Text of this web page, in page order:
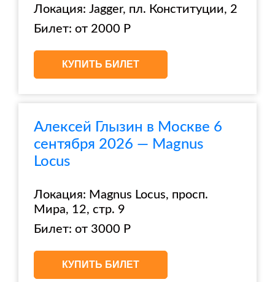
Локация: Jagger, пл. Конституции, 2
Билет: от 2000 Р
КУПИТЬ БИЛЕТ
Алексей Глызин в Москве 6
сентября 2026 — Magnus
Locus
Локация: Magnus Locus, просп.
Мира, 12, стр. 9
Билет: от 3000 Р
КУПИТЬ БИЛЕТ